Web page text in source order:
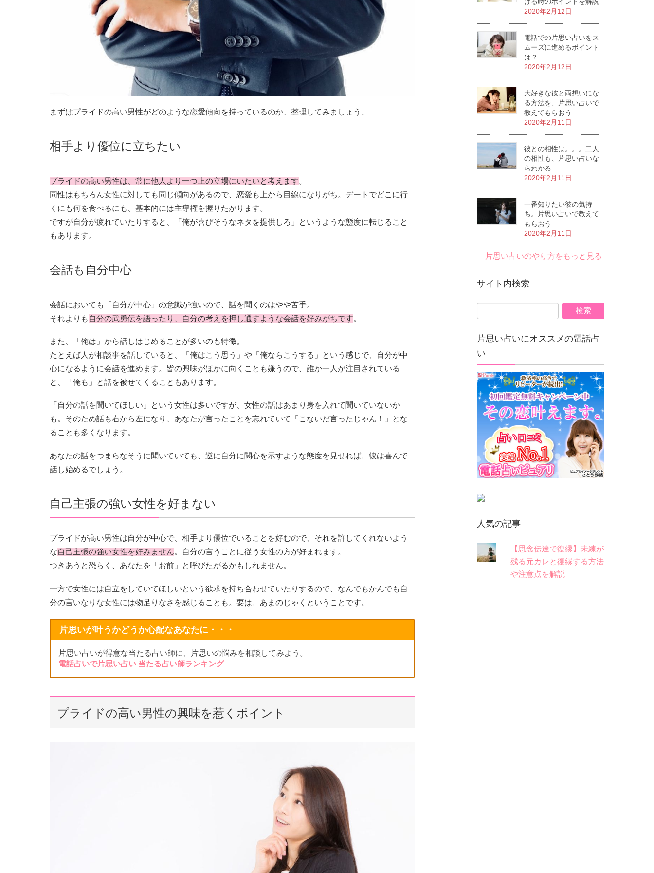
まずはプライドの高い男性がどのような恋愛傾向を持っているのか、整理してみましょう。
相手より優位に立ちたい
プライドの高い男性は、常に他人より一つ上の立場にいたいと考えます。
同性はもちろん女性に対しても同じ傾向があるので、恋愛も上から目線になりがち。デートでどこに行
くにも何を食べるにも、基本的には主導権を握りたがります。
ですが自分が疲れていたりすると、「俺が喜びそうなネタを提供しろ」というような態度に転じること
もあります。
会話も自分中心
会話においても「自分が中心」の意識が強いので、話を聞くのはやや苦手。
それよりも 自分の武勇伝を語ったり、自分の考えを押し通すような会話を好みがちです。
また、「俺は」から話しはじめることが多いのも特徴。
たとえば人が相談事を話していると、「俺はこう思う」や「俺ならこうする」という感じで、自分が中
心になるように会話を進めます。皆の興味がほかに向くことも嫌うので、誰か一人が注目されている
と、「俺も」と話を被せてくることもあります。
「自分の話を聞いてほしい」という女性は多いですが、女性の話はあまり身を入れて聞いていないか
も。そのため話も右から左になり、あなたが言ったことを忘れていて「こないだ言ったじゃん！」とな
ることも多くなります。
あなたの話をつまらなそうに聞いていても、逆に自分に関心を示すような態度を見せれば、彼は喜んで
話し始めるでしょう。
自己主張の強い女性を好まない
プライドが高い男性は自分が中心で、相手より優位でいることを好むので、それを許してくれないよう
な自己主張の強い女性を好みません。自分の言うことに従う女性の方が好まれます。
つきあうと恐らく、あなたを「お前」と呼びたがるかもしれません。
一方で女性には自立をしていてほしいという欲求を持ち合わせていたりするので、なんでもかんでも自
分の言いなりな女性には物足りなさを感じることも。要は、あまのじゃくということです。
片思いが叶うかどうか心配なあなたに・・・
片思い占いが得意な当たる占い師に、片思いの悩みを相談してみよう。
電話占いで片思い占い 当たる占い師ランキング
プライドの高い男性の興味を惹くポイント
2020年2月12日
電話での片思い占いをス
ムーズに進めるポイント
は？
2020年2月12日
大好きな彼と両想いにな
る方法を、片思い占いで
教えてもらおう
2020年2月11日
彼との相性は。。。二人
の相性も、片思い占いな
らわかる
2020年2月11日
一番知りたい彼の気持
ち。片思い占いで教えて
もらおう
2020年2月11日
片思い占いのやり方をもっと見る
サイト内検索
片思い占いにオススメの電話占
い
人気の記事
【思念伝達で復縁】未練が
残る元カレと復縁する方法
や注意点を解説